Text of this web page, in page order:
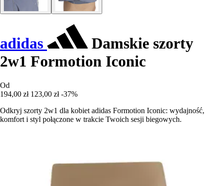
adidas
Damskie szorty
2w1 Formotion Iconic
Od
194,00 zł 123,00 zł -37%
Odkryj szorty 2w1 dla kobiet adidas Formotion Iconic: wydajność,
komfort i styl połączone w trakcie Twoich sesji biegowych.